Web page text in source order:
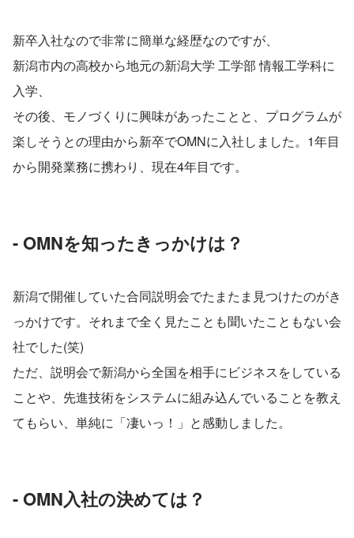
新卒入社なので非常に簡単な経歴なのですが、
新潟市内の高校から地元の新潟大学 工学部 情報工学科に
入学、
その後、モノづくりに興味があったことと、プログラムが
楽しそうとの理由から新卒でOMNに入社しました。1年目
から開発業務に携わり、現在4年目です。
- OMNを知ったきっかけは？
新潟で開催していた合同説明会でたまたま見つけたのがき
っかけです。それまで全く見たことも聞いたこともない会
社でした(笑)
ただ、説明会で新潟から全国を相手にビジネスをしている
ことや、先進技術をシステムに組み込んでいることを教え
てもらい、単純に「凄いっ！」と感動しました。
- OMN入社の決めては？